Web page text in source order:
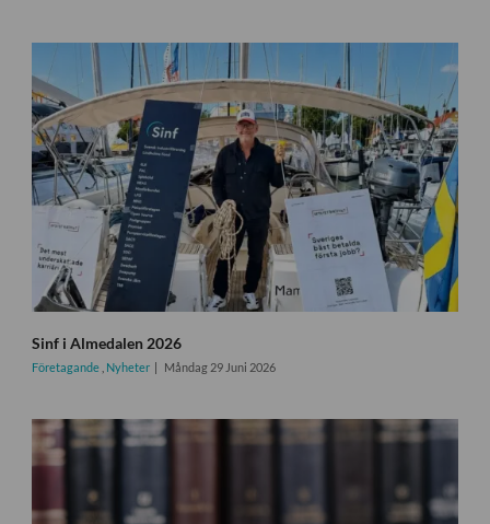
Sinf i Almedalen 2026
Företagande Nyheter Måndag 29 Juni 2026